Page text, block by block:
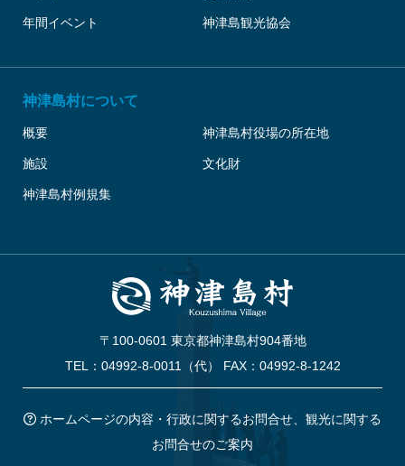
年間イベント 神津島観光協会
神津島村について
概要 神津島村役場の所在地
施設 文化財
神津島村例規集
〒100-0601 東京都神津島村904番地
TEL：04992-8-0011（代） FAX：04992-8-1242
ホームページの内容・行政に関するお問合せ、観光に関する
お問合せのご案内